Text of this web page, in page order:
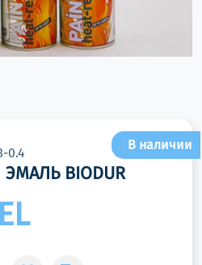
0.4
В наличии
BIODUR